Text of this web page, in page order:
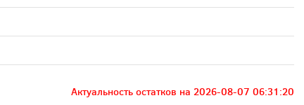
Актуальность остатков на 2026-08-07 06:31:20